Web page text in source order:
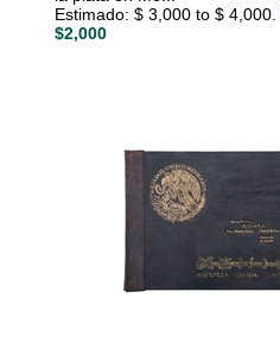
Estimado: $ 3,000 to $ 4,000.
$2,000